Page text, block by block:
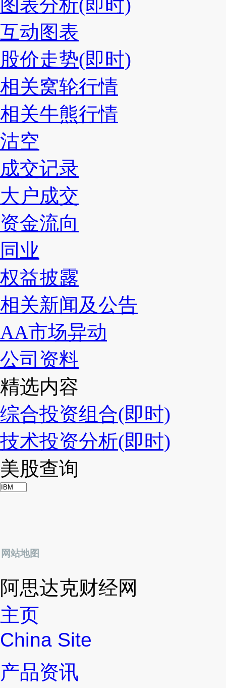
图表分析(即时)
互动图表
股价走势(即时)
相关窝轮行情
相关牛熊行情
沽空
成交记录
大户成交
资金流向
同业
权益披露
相关新闻及公告
AA市场异动
公司资料
精选内容
综合投资组合(即时)
技术投资分析(即时)
美股查询
网站地图
阿思达克财经网
主页
China Site
产品资讯